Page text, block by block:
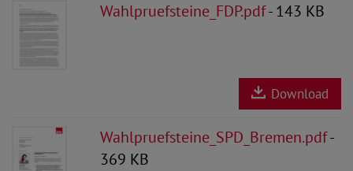
Wahlpruefsteine_FDP.pdf- 143 KB
Download
Wahlpruefsteine_SPD_Bremen.pdf-
369 KB